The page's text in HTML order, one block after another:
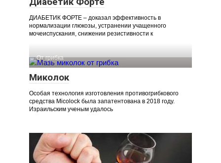
ДИАБЕТИК ФОРТЕ – доказал эффективность в
нормализации глюкозы, устранении учащенного
мочеиспускания, снижении резистивности к
От грибка
Миколок
Особая технология изготовления противогрибкового
средства Micolock была запатентована в 2018 году.
Израильским ученым удалось